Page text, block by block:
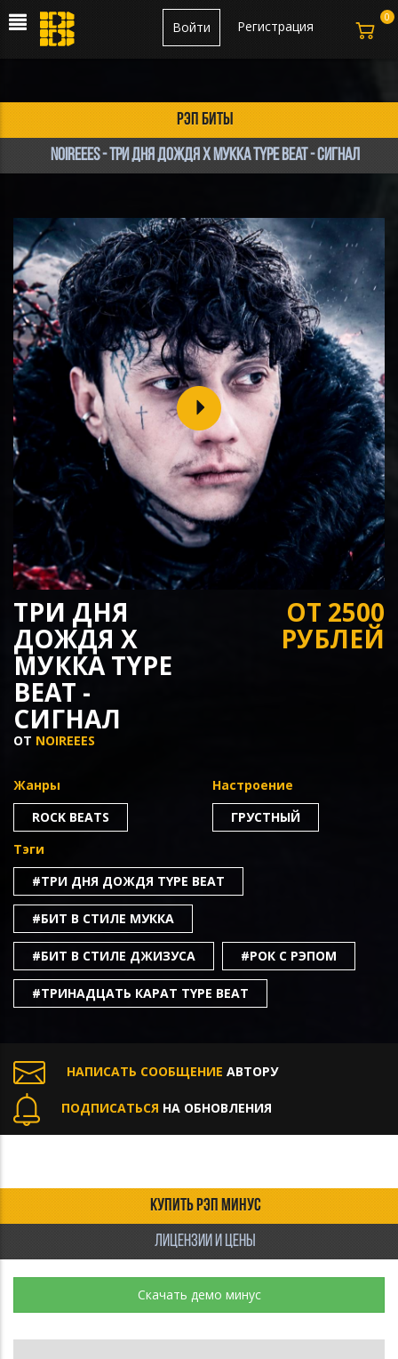
Регистрация
Войти
рэп биты
Noireees - Три дня дождя х МУККА type beat - Сигнал
ТРИ ДНЯ
ДОЖДЯ Х
МУККА TYPE
BEAT -
СИГНАЛ
ОТ NOIREEES
ОТ 2500
РУБЛЕЙ
Жанры
ROCK BEATS
Настроение
ГРУСТНЫЙ
Тэги
#ТРИ ДНЯ ДОЖДЯ TYPE BEAT
#БИТ В СТИЛЕ МУККА
#БИТ В СТИЛЕ ДЖИЗУСА #РОК С РЭПОМ
#ТРИНАДЦАТЬ КАРАТ TYPE BEAT
НАПИСАТЬ СООБЩЕНИЕ АВТОРУ
ПОДПИСАТЬСЯ НА ОБНОВЛЕНИЯ
КУПИТЬ РЭП МИНУС
ЛИЦЕНЗИИ И ЦЕНЫ
Скачать демо минус
0